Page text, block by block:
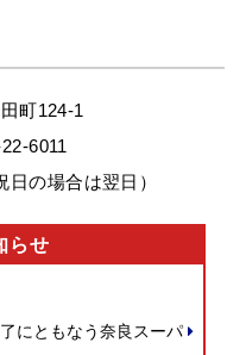
町124-1
6011
の場合は翌日）
らせ
にともなう奈良スーパ